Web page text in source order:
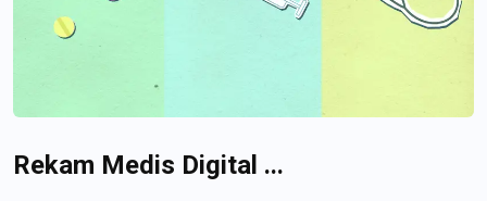
Rekam Medis Digital ...